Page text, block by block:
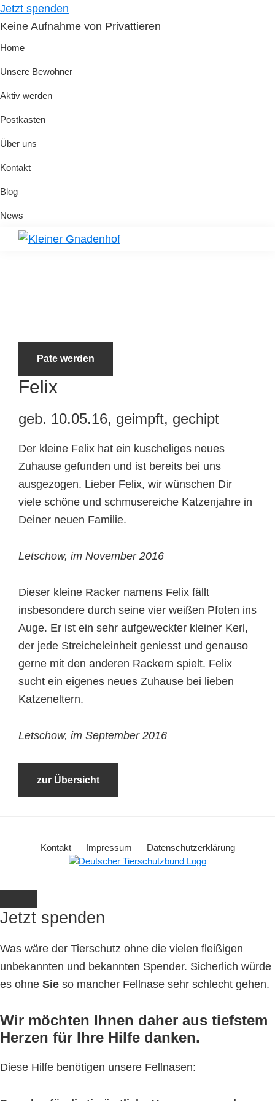
Skip
to
primary
Skip
to
main
Jetzt spenden
Keine Aufnahme von Privattieren
Home
Unsere Bewohner
Aktiv werden
Postkasten
Über uns
Kontakt
Blog
News
Pate werden
Felix
geb. 10.05.16, geimpft, gechipt
Der kleine Felix hat ein kuscheliges neues
Zuhause gefunden und ist bereits bei uns
ausgezogen. Lieber Felix, wir wünschen Dir
viele schöne und schmusereiche Katzenjahre in
Deiner neuen Familie.
Letschow, im November 2016
Dieser kleine Racker namens Felix fällt
insbesondere durch seine vier weißen Pfoten ins
Auge. Er ist ein sehr aufgeweckter kleiner Kerl,
der jede Streicheleinheit geniesst und genauso
gerne mit den anderen Rackern spielt. Felix
sucht ein eigenes neues Zuhause bei lieben
Katzeneltern.
Letschow, im September 2016
zur Übersicht
Kontakt Impressum Datenschutzerklärung
Jetzt spenden
Was wäre der Tierschutz ohne die vielen fleißigen
unbekannten und bekannten Spender. Sicherlich würde
es ohne Sie so mancher Fellnase sehr schlecht gehen.
Wir möchten Ihnen daher aus tiefstem
Herzen für Ihre Hilfe danken.
Diese Hilfe benötigen unsere Fellnasen: